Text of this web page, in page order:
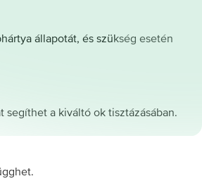
állapotát, és szükség esetén
a kiváltó ok tisztázásában.